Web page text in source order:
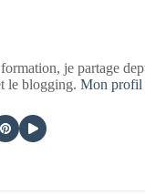
je partage
le blogging.Mon